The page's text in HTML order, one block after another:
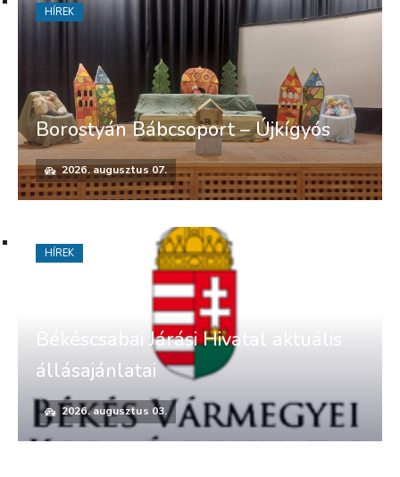
Borostyán Bábcsoport – Újkígyós
2026. augusztus 07.
HÍREK
Békéscsabai Járási Hivatal aktuális
állásajánlatai
2026. augusztus 03.
HÍREK